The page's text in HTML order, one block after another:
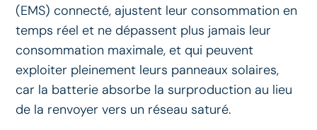
(EMS) connecté, ajustent leur consommation en
temps réel et ne dépassent plus jamais leur
consommation maximale, et qui peuvent
exploiter pleinement leurs panneaux solaires,
car la batterie absorbe la surproduction au lieu
de la renvoyer vers un réseau saturé.